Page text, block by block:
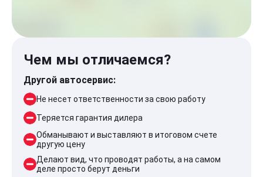
Чем мы отличаемся?
Другой автосервис:
Не несет ответственности за свою работу
Теряется гарантия дилера
Обманывают и выставляют в итоговом счете
другую цену
Делают вид, что проводят работы, а на самом
деле просто берут деньги